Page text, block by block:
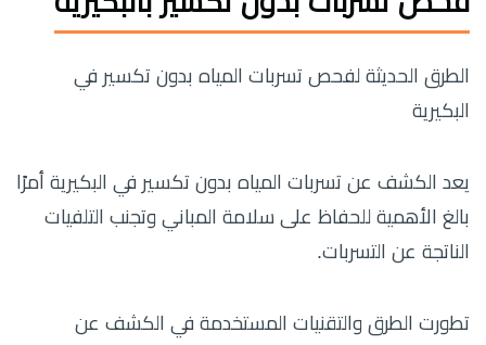
الطرق الحديثة لفحص تسربات المياه بدون تكسير في
البكيرية
يعد الكشف عن تسربات المياه بدون تكسير في البكيرية أمرًا
بالغ الأهمية للحفاظ على سلامة المباني وتجنب التلفيات
الناتجة عن التسربات.
تطورت الطرق والتقنيات المستخدمة في الكشف عن